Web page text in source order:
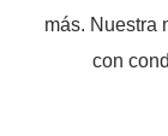
más. Nuestra
con